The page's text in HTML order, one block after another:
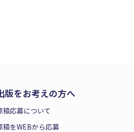
版をお考えの方へ
稿応募について
稿をWEBから応募